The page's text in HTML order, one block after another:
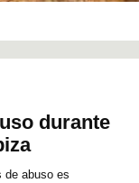
durante
de abuso es